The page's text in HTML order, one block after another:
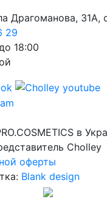
Драгоманова, 31А,
29
18:00
в
Cholley
оферты
Blank design